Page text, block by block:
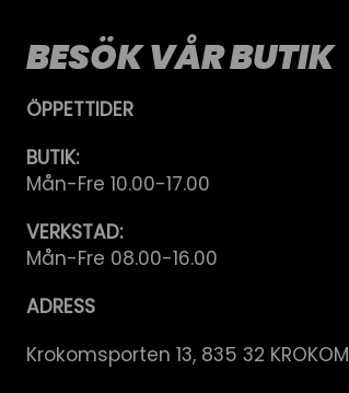
BESÖK VÅR BUTIK
ÖPPETTIDER
BUTIK:
Mån-Fre 10.00-17.00
VERKSTAD:
Mån-Fre 08.00-16.00
ADRESS
Krokomsporten 13, 835 32 KROKOM